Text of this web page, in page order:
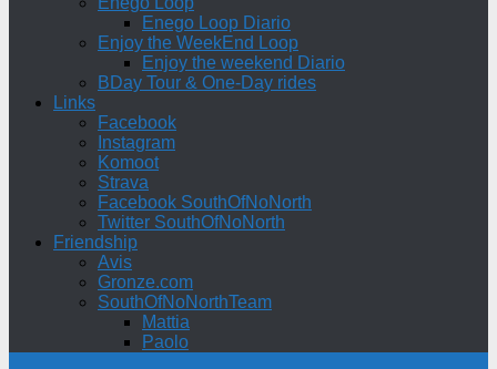
Enego Loop Diario
Enjoy the WeekEnd Loop
Enjoy the weekend Diario
BDay Tour & One-Day rides
Links
Facebook
Instagram
Komoot
Strava
Facebook SouthOfNoNorth
Twitter SouthOfNoNorth
Friendship
Avis
Gronze.com
SouthOfNoNorthTeam
Mattia
Paolo